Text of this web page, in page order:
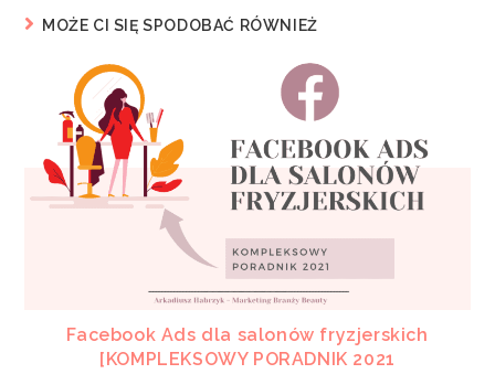
MOŻE CI SIĘ SPODOBAĆ RÓWNIEŻ
Facebook Ads dla salonów fryzjerskich
[KOMPLEKSOWY PORADNIK 2021